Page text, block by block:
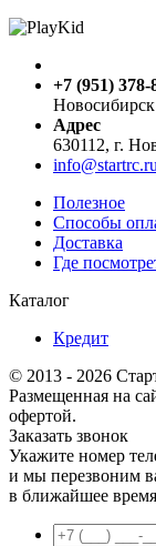
+7 (951) 378-
Новосибирск
Адрес
630112, г.
info@startrc.ru
Полезное
Способы
Доставка
Где
Каталог
Кредит
© 2013 - 2026
Размещенная на
офертой.
Заказать звонок
Укажите номер
и мы перезвоним
в ближайшее